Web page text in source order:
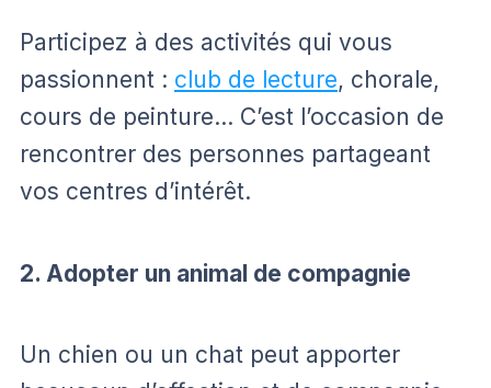
Participez à des activités qui vous
passionnent : club de lecture, chorale,
cours de peinture… C’est l’occasion de
rencontrer des personnes partageant
vos centres d’intérêt.
2. Adopter un animal de compagnie
Un chien ou un chat peut apporter